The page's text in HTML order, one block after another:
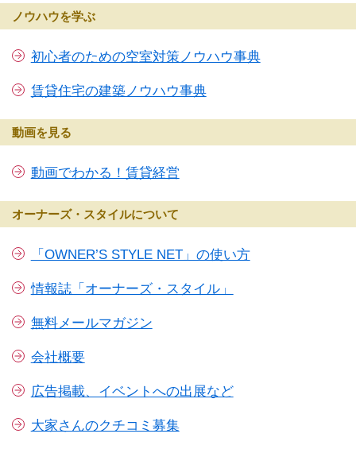
ノウハウを学ぶ
初心者のための空室対策ノウハウ事典
賃貸住宅の建築ノウハウ事典
動画を見る
動画でわかる！賃貸経営
オーナーズ・スタイルについて
「OWNER’S STYLE NET」の使い方
情報誌「オーナーズ・スタイル」
無料メールマガジン
会社概要
広告掲載、イベントへの出展など
大家さんのクチコミ募集